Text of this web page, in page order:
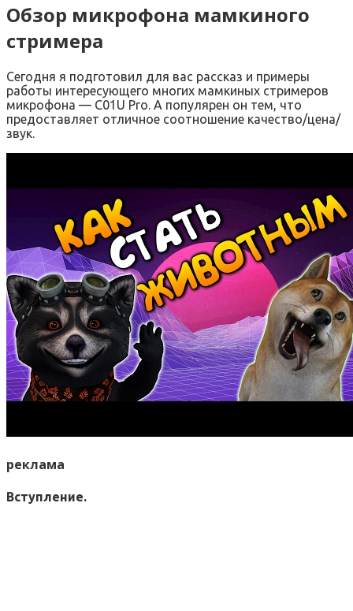
Обзор микрофона мамкиного
стримера
Сегодня я подготовил для вас рассказ и примеры
работы интересующего многих мамкиных стримеров
микрофона — C01U Pro. А популярен он тем, что
предоставляет отличное соотношение качество/цена/
звук.
реклама
Вступление.